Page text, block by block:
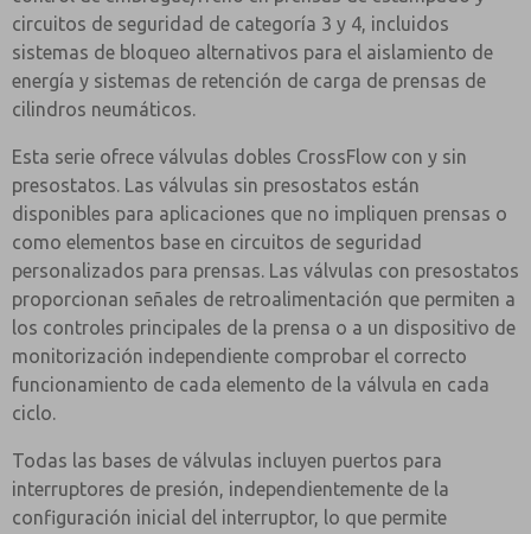
circuitos de seguridad de categoría 3 y 4, incluidos
sistemas de bloqueo alternativos para el aislamiento de
energía y sistemas de retención de carga de prensas de
cilindros neumáticos.
Esta serie ofrece válvulas dobles CrossFlow con y sin
presostatos. Las válvulas sin presostatos están
disponibles para aplicaciones que no impliquen prensas o
como elementos base en circuitos de seguridad
personalizados para prensas. Las válvulas con presostatos
proporcionan señales de retroalimentación que permiten a
los controles principales de la prensa o a un dispositivo de
monitorización independiente comprobar el correcto
funcionamiento de cada elemento de la válvula en cada
ciclo.
Todas las bases de válvulas incluyen puertos para
interruptores de presión, independientemente de la
configuración inicial del interruptor, lo que permite